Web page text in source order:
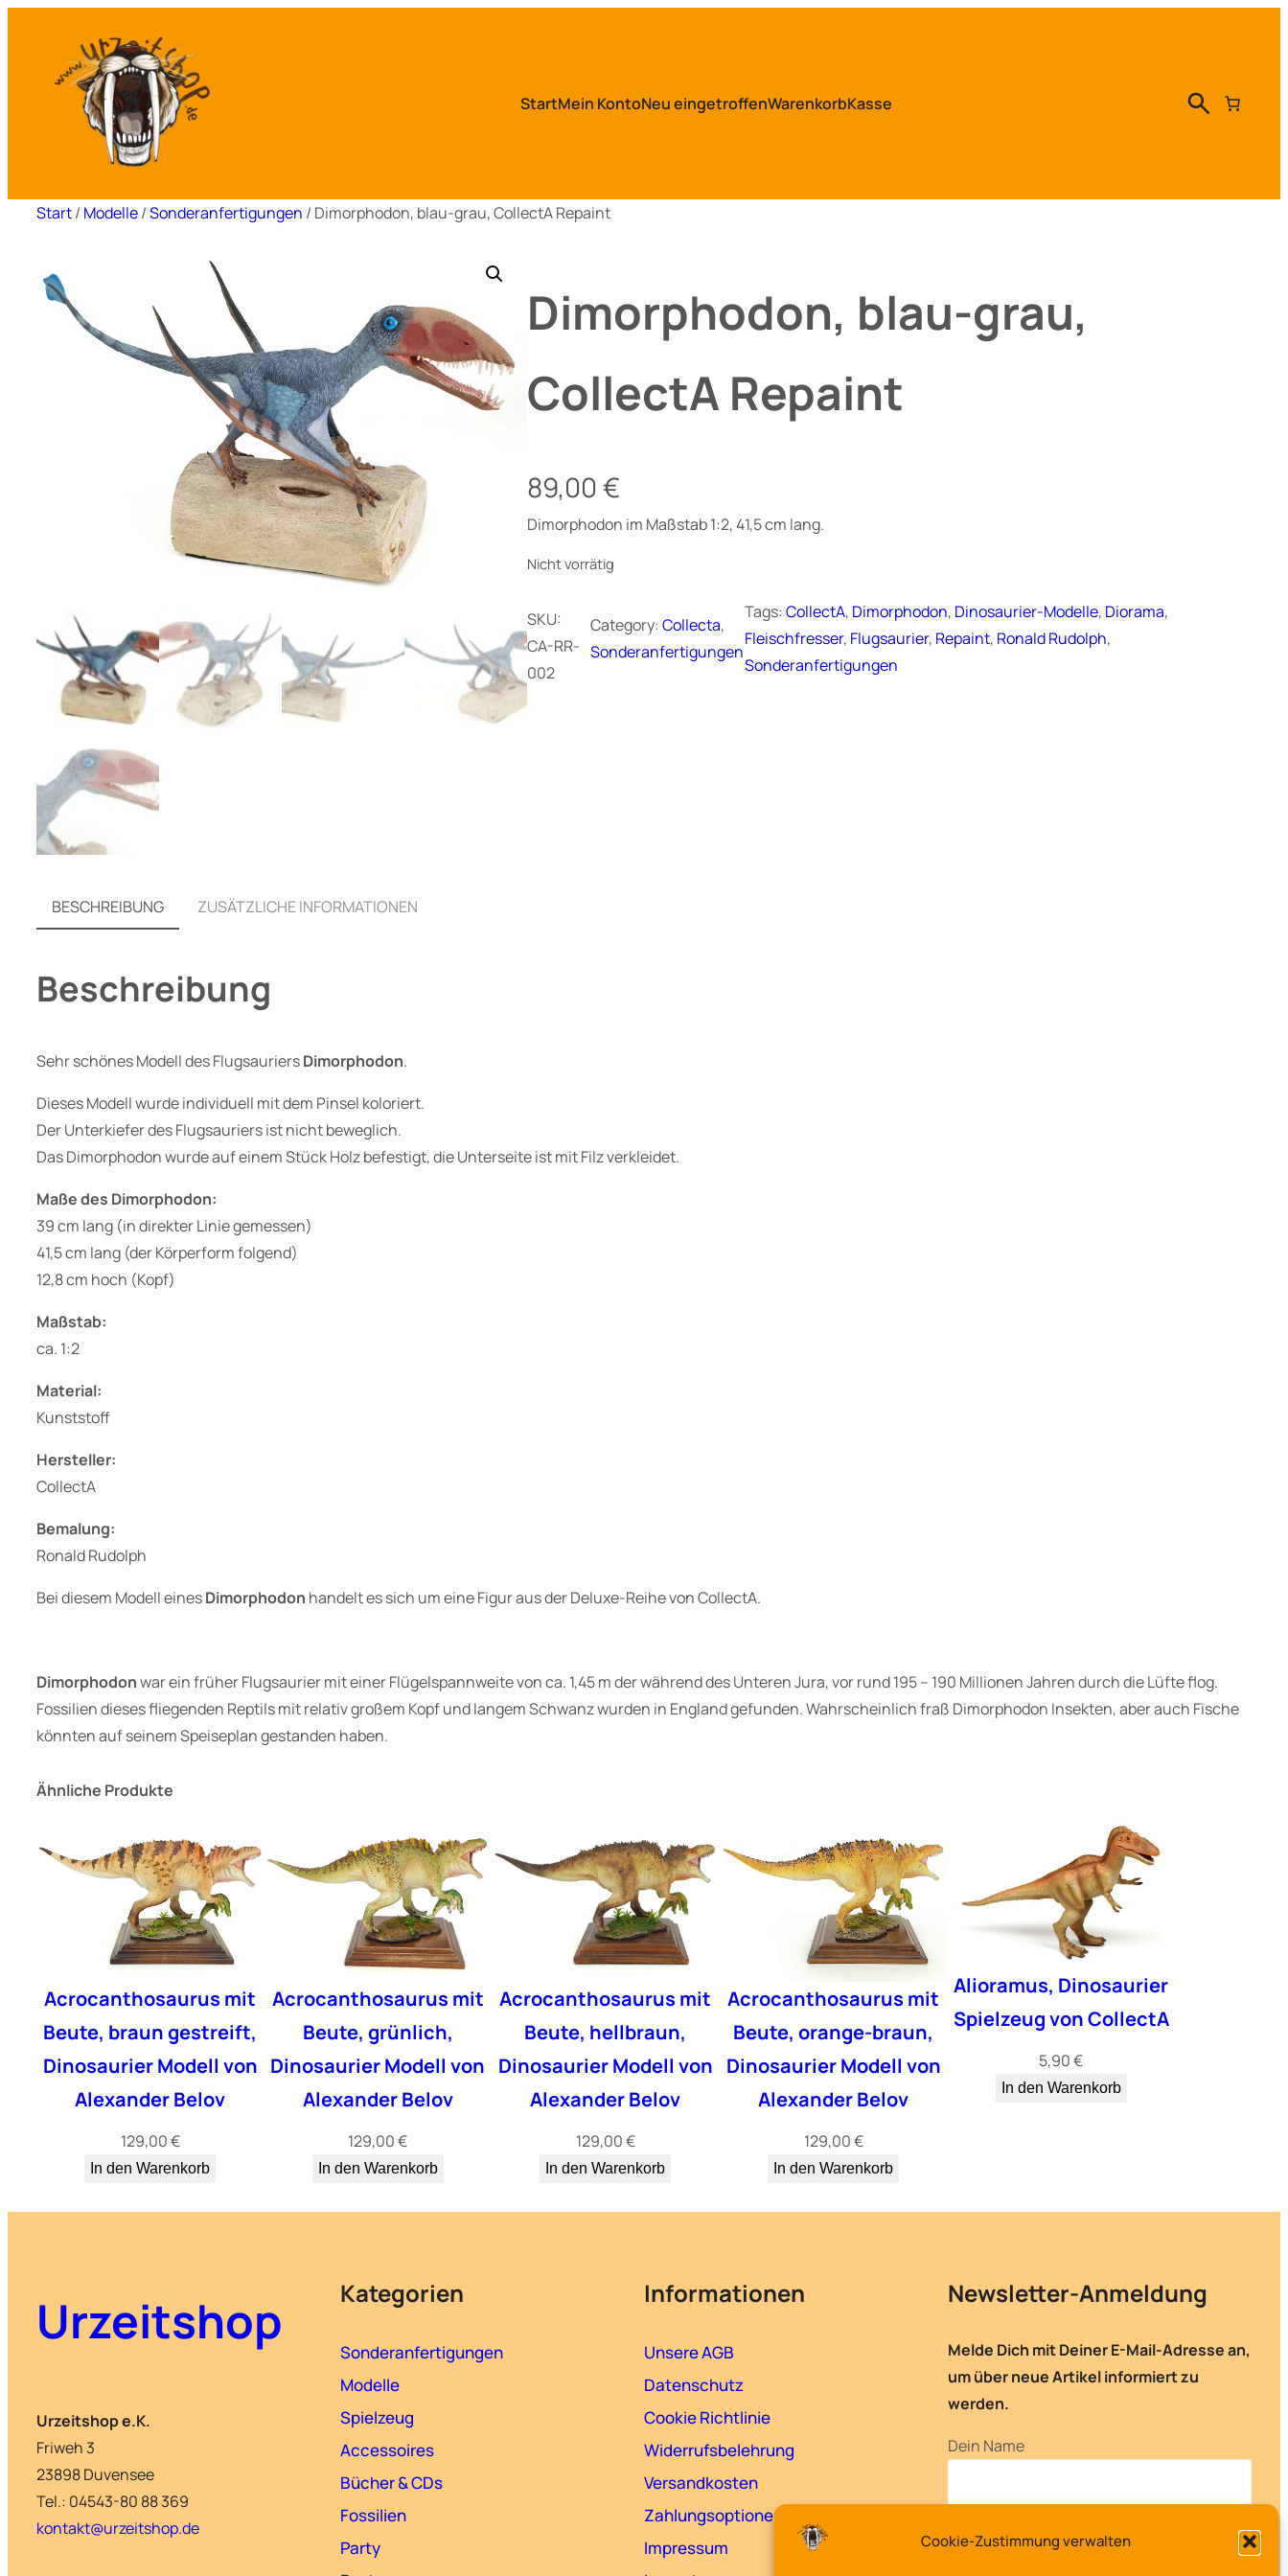
Cookie-Zustimmung verwalten
springen
StartMein KontoNeu eingetroffenWarenkorbKasse
Start/ Modelle/Sonderanfertigungen / Dimorphodon, blau-grau, CollectA Repaint
Dimorphodon, blau-grau,
CollectA Repaint
89,00 €
Dimorphodon im Maßstab 1:2, 41,5 cm lang.
Nicht vorrätig
SKU:
CA-RR-
002
Category: Collecta
Sonderanfertigungen
Tags:CollectA, Dimorphodon, Dinosaurier-Modelle, Diorama
Fleischfresser, Flugsaurier, Repaint, Ronald Rudolph
Sonderanfertigungen
BESCHREIBUNG ZUSÄTZLICHE INFORMATIONEN
Beschreibung
Sehr schönes Modell des FlugsauriersDimorphodon.
Dieses Modell wurde individuell mit dem Pinsel koloriert.
Der Unterkiefer des Flugsauriers ist nicht beweglich.
Das Dimorphodon wurde auf einem Stück Holz befestigt, die Unterseite ist mit Filz verkleidet.
Maße des Dimorphodon:
39 cm lang (in direkter Linie gemessen)
41,5 cm lang (der Körperform folgend)
12,8 cm hoch (Kopf)
Maßstab:
ca. 1:2
Material:
Kunststoff
Hersteller:
CollectA
Bemalung:
Ronald Rudolph
Bei diesem Modell einesDimorphodon handelt es sich um eine Figuraus der Deluxe-Reihe von CollectA.
Dimorphodonwar ein früher Flugsaurier mit einer Flügelspannweite von ca. 1,45 m der während des Unteren Jura, vor rund 195 – 190 Millionen Jahren durch die Lüfte flog.
Fossilien dieses fliegenden Reptils mit relativ großem Kopf und langem Schwanz wurden in England gefunden. Wahrscheinlich fraß Dimorphodon Insekten, aber auch Fische
könnten auf seinem Speiseplan gestanden haben.
Ähnliche Produkte
Acrocanthosaurus mit
Beute, braun gestreift,
Dinosaurier Modell von
Alexander Belov
129,00€
In den Warenkorb
Acrocanthosaurus mit
Beute, grünlich,
Dinosaurier Modell von
Alexander Belov
129,00€
In den Warenkorb
Acrocanthosaurus mit
Beute, hellbraun,
Dinosaurier Modell von
Alexander Belov
129,00€
In den Warenkorb
Acrocanthosaurus mit
Beute, orange-braun,
Dinosaurier Modell von
Alexander Belov
129,00€
In den Warenkorb
Alioramus, Dinosaurier
Spielzeug von CollectA
5,90€
In den Warenkorb
Urzeitshop
Urzeitshop e.K.
Friweh 3
23898 Duvensee
Tel.: 04543-80 88 369
kontakt@urzeitshop.de
Kategorien
Sonderanfertigungen
Modelle
Spielzeug
Accessoires
Bücher & CDs
Fossilien
Party
Informationen
Unsere AGB
Datenschutz
Cookie Richtlinie
Widerrufsbelehrung
Versandkosten
Zahlungsoptionen
Impressum
Newsletter-Anmeldung
Melde Dich mit Deiner E-Mail-Adresse an,
um über neue Artikel informiert zu
werden.
Dein Name
Deine E-Mail-Adresse